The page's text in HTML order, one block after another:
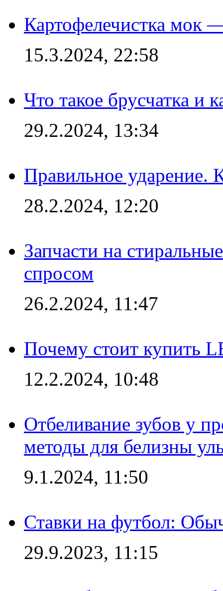
Картофелечистка мок
15.3.2024, 22:58
Что такое брусчатка и
29.2.2024, 13:34
Правильное ударение.
28.2.2024, 12:20
Запчасти на
спросом
26.2.2024, 11:47
Почему стоит купить
12.2.2024, 10:48
Отбеливание зубов у
методы для белизны
9.1.2024, 11:50
Ставки на футбол:
29.9.2023, 11:15